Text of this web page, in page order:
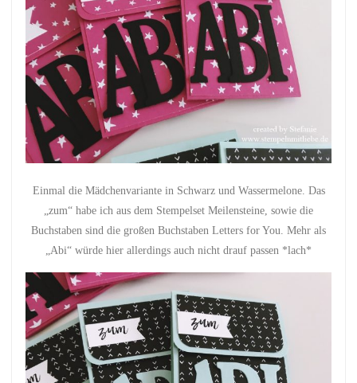
Einmal die Mädchenvariante in Schwarz und Wassermelone. Das
„zum“ habe ich aus dem Stempelset Meilensteine, sowie die
Buchstaben sind die großen Buchstaben Letters for You. Mehr als
„Abi“ würde hier allerdings auch nicht drauf passen *lach*